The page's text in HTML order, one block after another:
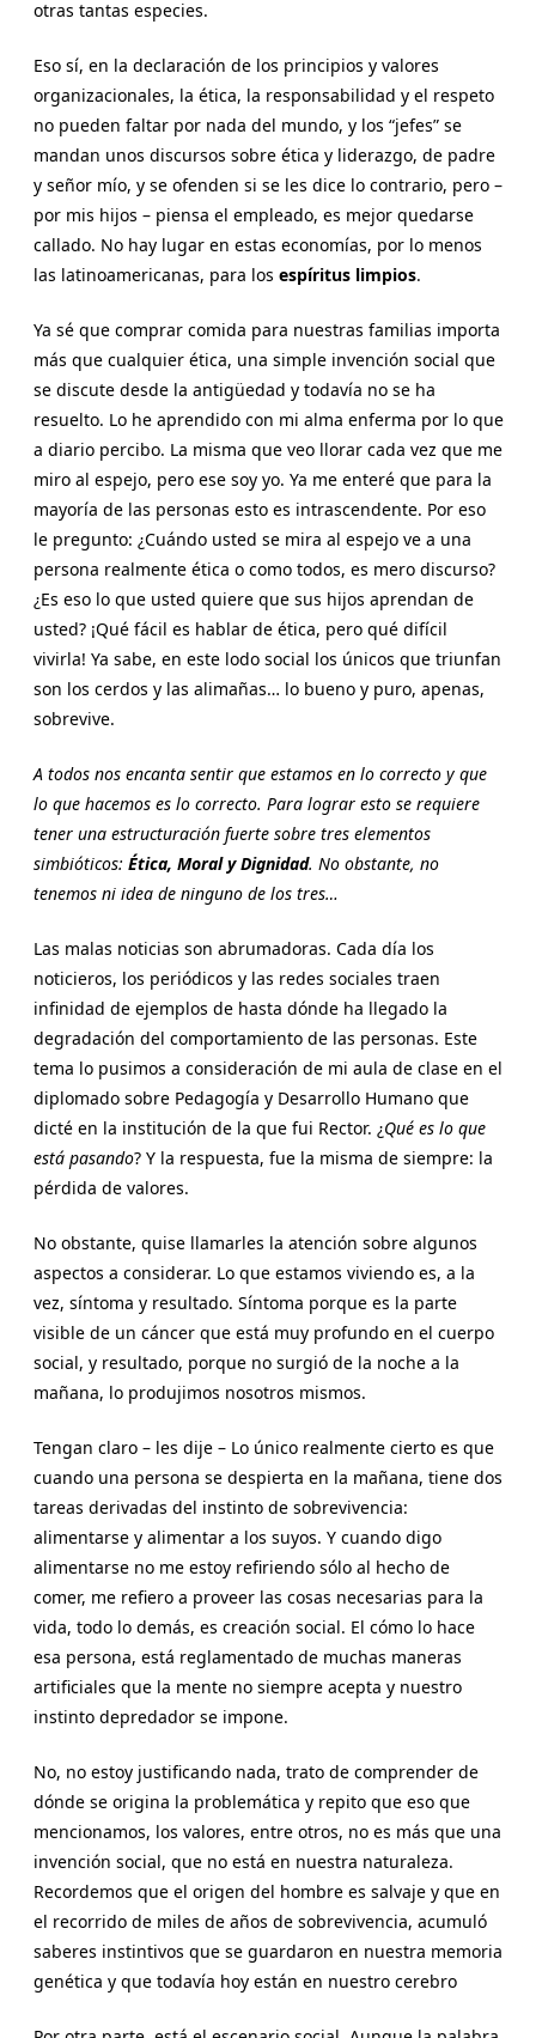
otras tantas especies.
Eso sí, en la declaración de los principios y valores
organizacionales, la ética, la responsabilidad y el respeto
no pueden faltar por nada del mundo, y los “jefes” se
mandan unos discursos sobre ética y liderazgo, de padre
y señor mío, y se ofenden si se les dice lo contrario, pero –
por mis hijos – piensa el empleado, es mejor quedarse
callado. No hay lugar en estas economías, por lo menos
las latinoamericanas, para los espíritus limpios.
Ya sé que comprar comida para nuestras familias importa
más que cualquier ética, una simple invención social que
se discute desde la antigüedad y todavía no se ha
resuelto. Lo he aprendido con mi alma enferma por lo que
a diario percibo. La misma que veo llorar cada vez que me
miro al espejo, pero ese soy yo. Ya me enteré que para la
mayoría de las personas esto es intrascendente. Por eso
le pregunto: ¿Cuándo usted se mira al espejo ve a una
persona realmente ética o como todos, es mero discurso?
¿Es eso lo que usted quiere que sus hijos aprendan de
usted? ¡Qué fácil es hablar de ética, pero qué difícil
vivirla! Ya sabe, en este lodo social los únicos que triunfan
son los cerdos y las alimañas… lo bueno y puro, apenas,
sobrevive.
A todos nos encanta sentir que estamos en lo correcto y que
lo que hacemos es lo correcto. Para lograr esto se requiere
tener una estructuración fuerte sobre tres elementos
simbióticos: Ética, Moral y Dignidad. No obstante, no
tenemos ni idea de ninguno de los tres…
Las malas noticias son abrumadoras. Cada día los
noticieros, los periódicos y las redes sociales traen
infinidad de ejemplos de hasta dónde ha llegado la
degradación del comportamiento de las personas. Este
tema lo pusimos a consideración de mi aula de clase en el
diplomado sobre Pedagogía y Desarrollo Humano que
dicté en la institución de la que fui Rector. ¿Qué es lo que
está pasando? Y la respuesta, fue la misma de siempre: la
pérdida de valores.
No obstante, quise llamarles la atención sobre algunos
aspectos a considerar. Lo que estamos viviendo es, a la
vez, síntoma y resultado. Síntoma porque es la parte
visible de un cáncer que está muy profundo en el cuerpo
social, y resultado, porque no surgió de la noche a la
mañana, lo produjimos nosotros mismos.
Tengan claro – les dije – Lo único realmente cierto es que
cuando una persona se despierta en la mañana, tiene dos
tareas derivadas del instinto de sobrevivencia:
alimentarse y alimentar a los suyos. Y cuando digo
alimentarse no me estoy refiriendo sólo al hecho de
comer, me refiero a proveer las cosas necesarias para la
vida, todo lo demás, es creación social. El cómo lo hace
esa persona, está reglamentado de muchas maneras
artificiales que la mente no siempre acepta y nuestro
instinto depredador se impone.
No, no estoy justificando nada, trato de comprender de
dónde se origina la problemática y repito que eso que
mencionamos, los valores, entre otros, no es más que una
invención social, que no está en nuestra naturaleza.
Recordemos que el origen del hombre es salvaje y que en
el recorrido de miles de años de sobrevivencia, acumuló
saberes instintivos que se guardaron en nuestra memoria
genética y que todavía hoy están en nuestro cerebro